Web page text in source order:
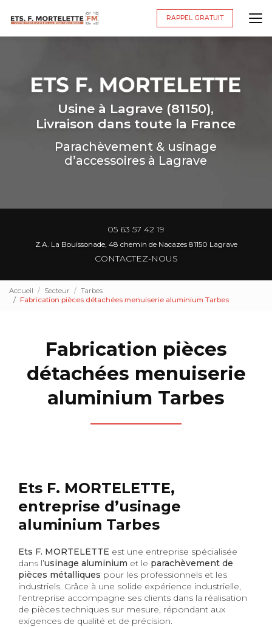
principal
RAPPEL GRATUIT
Usine à Lagrave (81150),
Livraison dans toute la France
Parachèvement & usinage
d’accessoires à Lagrave
05 63 57 42 19
Z.A. La Bouissonade, 48 chemin de Nacazes 81150 Lagrave
CONTACTEZ-NOUS
Accueil Secteur
Tarbes
Fabrication pièces détachées menuiserie aluminium Tarbes
Fabrication pièces
détachées menuiserie
aluminium Tarbes
Ets F. MORTELETTE,
entreprise d’usinage
aluminium Tarbes
Ets F. MORTELETTE est une entreprise spécialisée
dans l’usinage aluminium et le parachèvement de
pièces métalliques pour les professionnels et les
industriels. Grâce à une solide expérience industrielle,
l’entreprise accompagne ses clients dans la réalisation
de pièces techniques sur mesure, répondant aux
exigences de qualité et de précision.